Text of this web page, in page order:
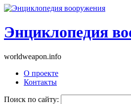
Энциклопедия
worldweapon.info
О проекте
Контакты
Поиск по сайту: